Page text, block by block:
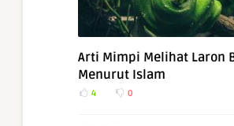
Arti Mimpi Melihat Laron
Menurut Islam
4 0